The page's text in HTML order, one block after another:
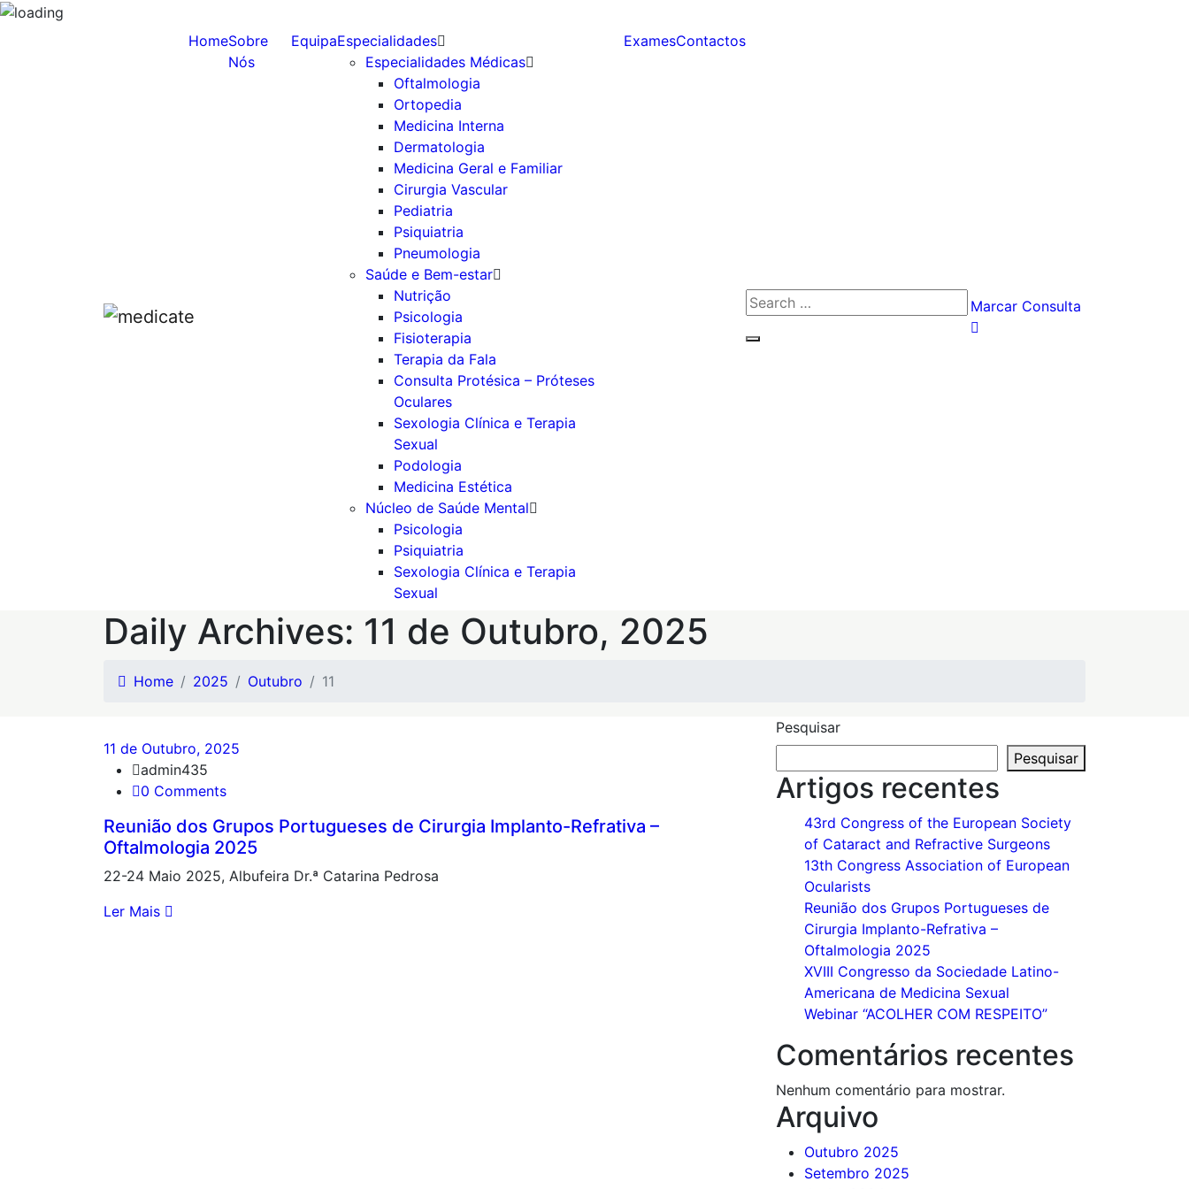
HomeSobre
Nós
EquipaEspecialidades
Especialidades Médicas
Oftalmologia
Ortopedia
Medicina Interna
Dermatologia
Medicina Geral e Familiar
Cirurgia Vascular
Pediatria
Psiquiatria
Pneumologia
Saúde e Bem-estar
Nutrição
Psicologia
Fisioterapia
Terapia da Fala
Consulta Protésica – Próteses
Oculares
Sexologia Clínica e Terapia
Sexual
Podologia
Medicina Estética
Núcleo de Saúde Mental
Psicologia
Psiquiatria
Sexologia Clínica e Terapia
Sexual
ExamesContactos
Search
for:
Marcar Consulta
Daily Archives: 11 de Outubro, 2025
Home 2025 Outubro 11
11 de Outubro, 2025
admin435
0 Comments
Reunião dos Grupos Portugueses de Cirurgia Implanto-Refrativa –
Oftalmologia 2025
22-24 Maio 2025, Albufeira Dr.ª Catarina Pedrosa
Ler Mais
Pesquisar
Pesquisar
Artigos recentes
43rd Congress of the European Society
of Cataract and Refractive Surgeons
13th Congress Association of European
Ocularists
Reunião dos Grupos Portugueses de
Cirurgia Implanto-Refrativa –
Oftalmologia 2025
XVIII Congresso da Sociedade Latino-
Americana de Medicina Sexual
Webinar “ACOLHER COM RESPEITO”
Comentários recentes
Nenhum comentário para mostrar.
Arquivo
Outubro 2025
Setembro 2025